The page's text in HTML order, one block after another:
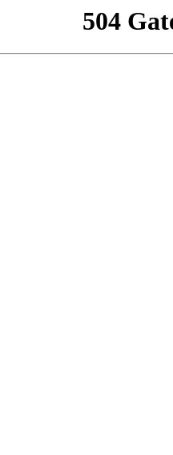
504